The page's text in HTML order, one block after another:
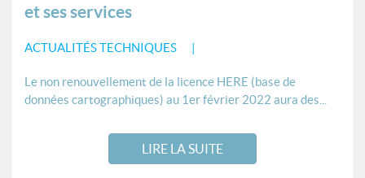
et ses services
ACTUALITÉS TECHNIQUES
Le non renouvellement de la licence HERE (base de
données cartographiques) au 1er février 2022 aura des...
LIRE LA SUITE